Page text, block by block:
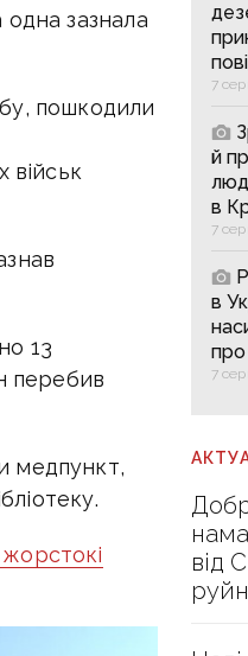
зазнала
пошкодили
військ
13
перебив
медпункт,
7
й
в
7
в
7
від